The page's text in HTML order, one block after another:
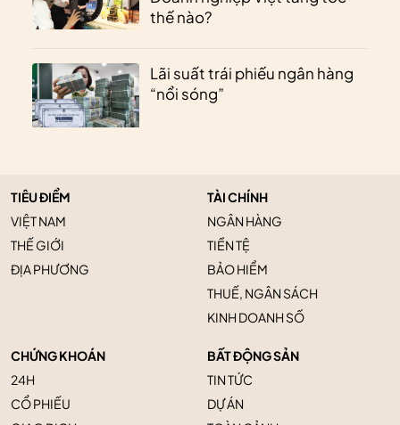
thế nào?
Lãi suất trái phiếu ngân hàng
“nổi sóng”
TIÊU ĐIỂM
VIỆT NAM
THẾ GIỚI
ĐỊA PHƯƠNG
TÀI CHÍNH
NGÂN HÀNG
TIỀN TỆ
BẢO HIỂM
THUẾ, NGÂN SÁCH
KINH DOANH SỐ
CHỨNG KHOÁN
24H
CỔ PHIẾU
BẤT ĐỘNG SẢN
TIN TỨC
DỰ ÁN